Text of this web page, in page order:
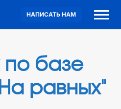
НАПИСАТЬ НАМ
по базе
равных"